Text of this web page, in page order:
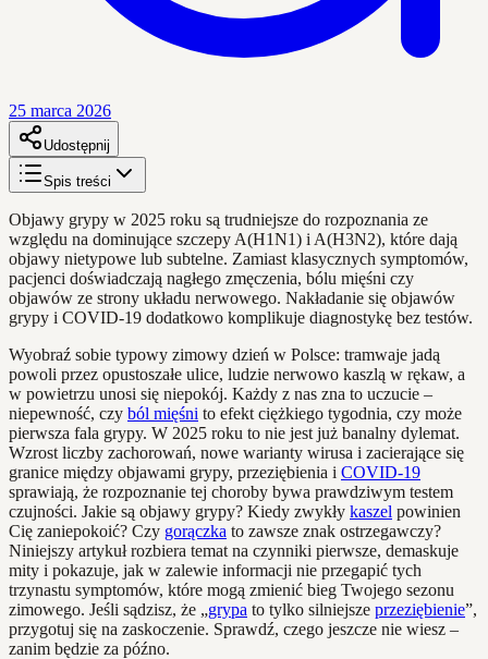
25 marca 2026
Udostępnij
Spis treści
Objawy grypy w 2025 roku są trudniejsze do rozpoznania ze
względu na dominujące szczepy A(H1N1) i A(H3N2), które dają
objawy nietypowe lub subtelne. Zamiast klasycznych symptomów,
pacjenci doświadczają nagłego zmęczenia, bólu mięśni czy
objawów ze strony układu nerwowego. Nakładanie się objawów
grypy i COVID-19 dodatkowo komplikuje diagnostykę bez testów.
Wyobraź sobie typowy zimowy dzień w Polsce: tramwaje jadą
powoli przez opustoszałe ulice, ludzie nerwowo kaszlą w rękaw, a
w powietrzu unosi się niepokój. Każdy z nas zna to uczucie –
niepewność, czy ból mięśni to efekt ciężkiego tygodnia, czy może
pierwsza fala grypy. W 2025 roku to nie jest już banalny dylemat.
Wzrost liczby zachorowań, nowe warianty wirusa i zacierające się
granice między objawami grypy, przeziębienia i COVID-19
sprawiają, że rozpoznanie tej choroby bywa prawdziwym testem
czujności. Jakie są objawy grypy? Kiedy zwykły kaszel powinien
Cię zaniepokoić? Czy gorączka to zawsze znak ostrzegawczy?
Niniejszy artykuł rozbiera temat na czynniki pierwsze, demaskuje
mity i pokazuje, jak w zalewie informacji nie przegapić tych
trzynastu symptomów, które mogą zmienić bieg Twojego sezonu
zimowego. Jeśli sądzisz, że „grypa to tylko silniejsze przeziębienie”,
przygotuj się na zaskoczenie. Sprawdź, czego jeszcze nie wiesz –
zanim będzie za późno.